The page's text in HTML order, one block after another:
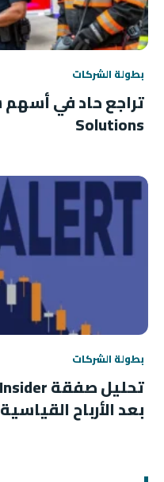
بطولة الشركات
Solutions
بطولة الشركات
بعد الأرباح القياسية